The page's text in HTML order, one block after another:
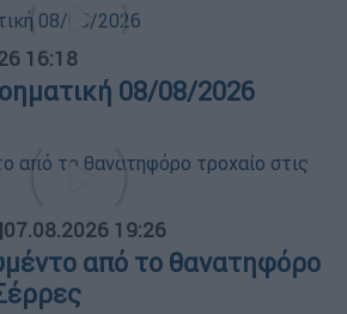
16:18
08/08/2026
|07.08.2026 19:26
από το θανατηφόρο